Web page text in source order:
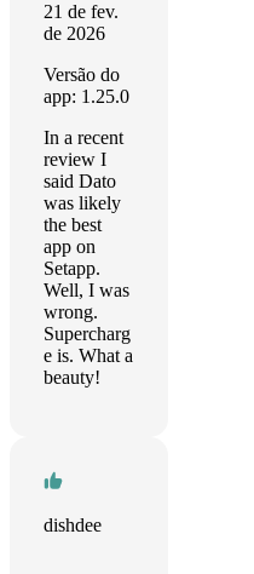
21 de fev.
de 2026
Versão do
app: 1.25.0
In a recent
review I
said Dato
was likely
the best
app on
Setapp.
Well, I was
wrong.
Supercharg
e is. What a
beauty!
dishdee